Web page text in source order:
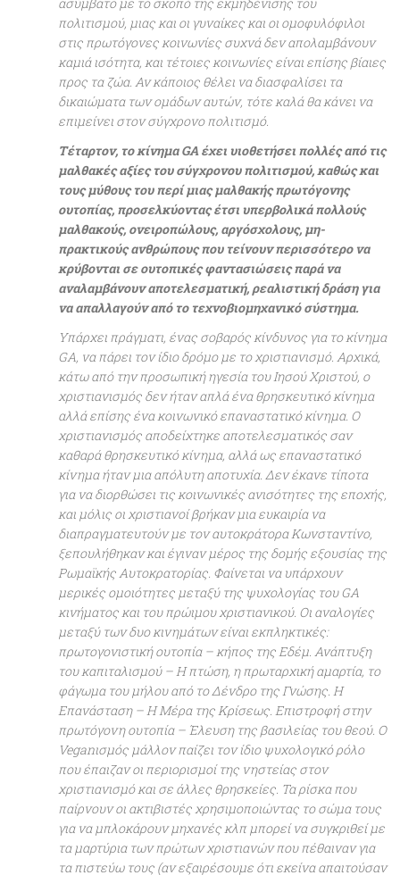
ασύμβατο με το σκοπό της εκμηδένισης του
πολιτισμού, μιας και οι γυναίκες και οι ομοφυλόφιλοι
στις πρωτόγονες κοινωνίες συχνά δεν απολαμβάνουν
καμιά ισότητα, και τέτοιες κοινωνίες είναι επίσης βίαιες
προς τα ζώα. Αν κάποιος θέλει να διασφαλίσει τα
δικαιώματα των ομάδων αυτών, τότε καλά θα κάνει να
επιμείνει στον σύγχρονο πολιτισμό.
Τέταρτον, το κίνημα GA έχει υιοθετήσει πολλές από τις
μαλθακές αξίες του σύγχρονου πολιτισμού, καθώς και
τους μύθους του περί μιας μαλθακής πρωτόγονης
ουτοπίας, προσελκύοντας έτσι υπερβολικά πολλούς
μαλθακούς, ονειροπώλους, αργόσχολους, μη-
πρακτικούς ανθρώπους που τείνουν περισσότερο να
κρύβονται σε ουτοπικές φαντασιώσεις παρά να
αναλαμβάνουν αποτελεσματική, ρεαλιστική δράση για
να απαλλαγούν από το τεχνοβιομηχανικό σύστημα.
Υπάρχει πράγματι, ένας σοβαρός κίνδυνος για το κίνημα
GA, να πάρει τον ίδιο δρόμο με το χριστιανισμό. Αρχικά,
κάτω από την προσωπική ηγεσία του Ιησού Χριστού, ο
χριστιανισμός δεν ήταν απλά ένα θρησκευτικό κίνημα
αλλά επίσης ένα κοινωνικό επαναστατικό κίνημα. Ο
χριστιανισμός αποδείχτηκε αποτελεσματικός σαν
καθαρά θρησκευτικό κίνημα, αλλά ως επαναστατικό
κίνημα ήταν μια απόλυτη αποτυχία. Δεν έκανε τίποτα
για να διορθώσει τις κοινωνικές ανισότητες της εποχής,
και μόλις οι χριστιανοί βρήκαν μια ευκαιρία να
διαπραγματευτούν με τον αυτοκράτορα Κωνσταντίνο,
ξεπουλήθηκαν και έγιναν μέρος της δομής εξουσίας της
Ρωμαϊκής Αυτοκρατορίας. Φαίνεται να υπάρχουν
μερικές ομοιότητες μεταξύ της ψυχολογίας του GA
κινήματος και του πρώιμου χριστιανικού. Οι αναλογίες
μεταξύ των δυο κινημάτων είναι εκπληκτικές:
πρωτογονιστική ουτοπία – κήπος της Εδέμ. Ανάπτυξη
του καπιταλισμού – Η πτώση, η πρωταρχική αμαρτία, το
φάγωμα του μήλου από το Δένδρο της Γνώσης. Η
Επανάσταση – Η Μέρα της Κρίσεως. Επιστροφή στην
πρωτόγονη ουτοπία – Έλευση της βασιλείας του θεού. Ο
Veganισμός μάλλον παίζει τον ίδιο ψυχολογικό ρόλο
που έπαιζαν οι περιορισμοί της νηστείας στον
χριστιανισμό και σε άλλες θρησκείες. Τα ρίσκα που
παίρνουν οι ακτιβιστές χρησιμοποιώντας το σώμα τους
για να μπλοκάρουν μηχανές κλπ μπορεί να συγκριθεί με
τα μαρτύρια των πρώτων χριστιανών που πέθαιναν για
τα πιστεύω τους (αν εξαιρέσουμε ότι εκείνα απαιτούσαν